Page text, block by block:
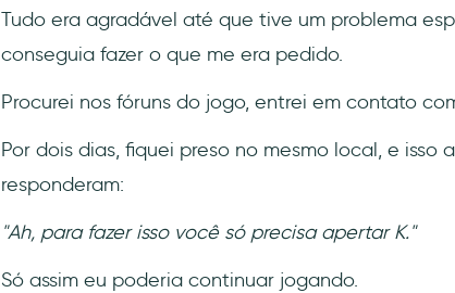
Tudo era agradável até que tive um problema
conseguia fazer o que me era pedido.
Procurei nos fóruns do jogo, entrei em contato
Por dois dias, fiquei preso no mesmo local, e isso
responderam:
"Ah, para fazer isso você só precisa apertar K."
Só assim eu poderia continuar jogando.